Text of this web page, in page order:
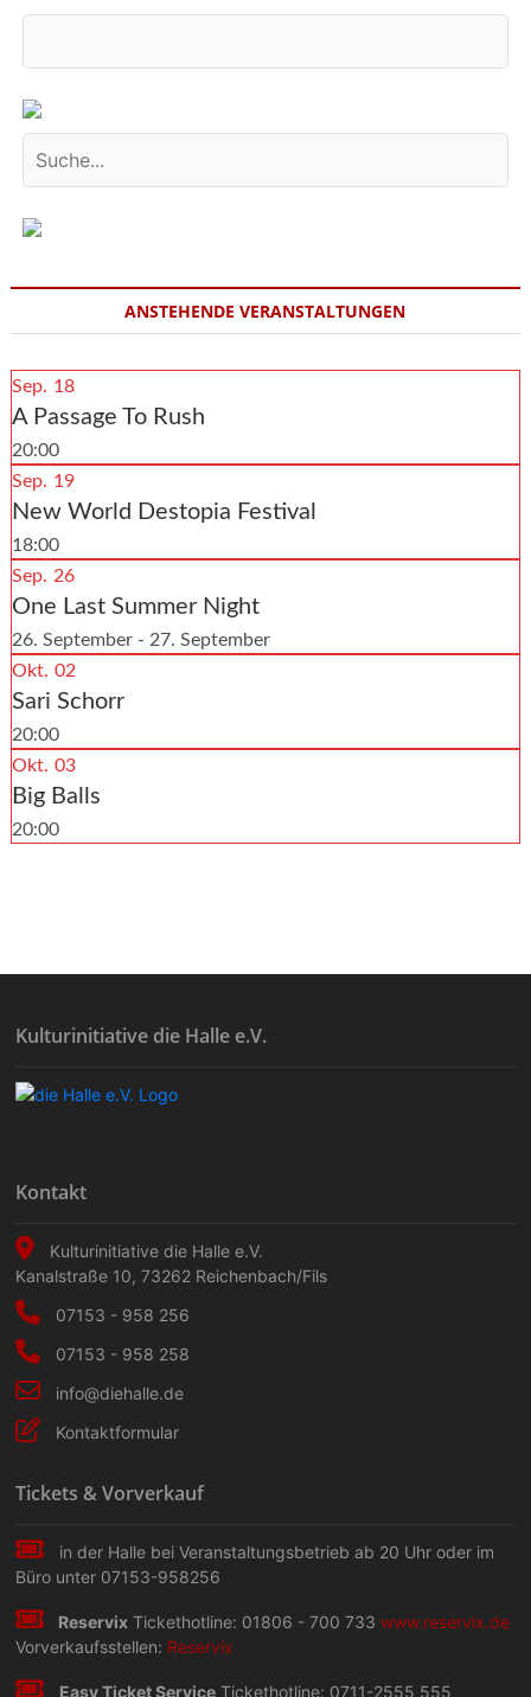
ANSTEHENDE VERANSTALTUNGEN
Sep. 18
A Passage To Rush
20:00
Sep. 19
New World Destopia Festival
18:00
Sep. 26
One Last Summer Night
26. September - 27. September
Okt. 02
Sari Schorr
20:00
Okt. 03
Big Balls
20:00
Kulturinitiative die Halle e.V.
Kontakt
Kulturinitiative die Halle e.V.
Kanalstraße 10,73262 Reichenbach/Fils
07153 - 958 256
07153 - 958 258
info@diehalle.de
Kontaktformular
Tickets & Vorverkauf
in der Halle bei Veranstaltungs­betrieb ab 20 Uhr oder im
Büro unter 07153-958256
ReservixTickethotline: 01806 - 700 733 www.reservix.de
Vorverkaufsstellen: Reservix
Easy Ticket ServiceTickethotline: 0711-2555 555